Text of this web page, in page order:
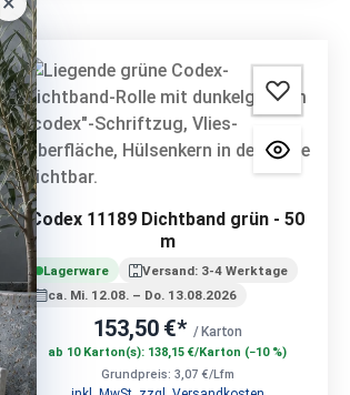
Codex 11189 Dichtband grün - 50
m
Lagerware
Versand: 3-4 Werktage
ca. Mi. 12.08. – Do. 13.08.2026
153,50 €* / Karton
ab 10 Karton(s): 138,15 €/Karton (−10 %)
Grundpreis: 3,07 €/Lfm